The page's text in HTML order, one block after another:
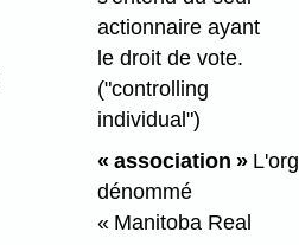
actionnaire ayant
le droit de vote.
("controlling
individual")
« association »
dénommé
« Manitoba Real